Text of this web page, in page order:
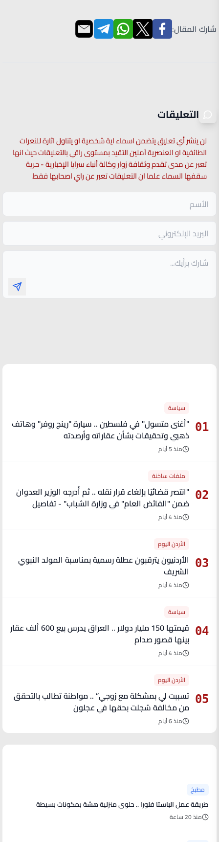
شارك المقال:
التعليقات
لن ينشر أي تعليق يتضمن اسماء اية شخصية او يتناول اثارة للنعرات
الطائفية او العنصرية آملين التقيد بمستوى راقي بالتعليقات حيث انها
تعبر عن مدى تقدم وثقافة زوار وكالة أنباء سرايا الإخبارية - حرية
سقفها السماء علما ان التعليقات تعبر عن راي اصحابها فقط.
01
سياسة
"أغنى متسول" في فلسطين .. سيارة "رينج روفر" وهاتف
ذهبي وتحقيقات بشأن عقاراته وأرصدته
منذ 5 أيام
02
ملفات ساخنة
"انتصر قضائيًا بإلغاء قرار نقله .. ثم أُدرجه الوزير العدوان
ضمن "الفائض العام" في وزارة الشباب" - تفاصيل
منذ 4 أيام
03
الأردن اليوم
الأردنيون يترقبون عطلة رسمية بمناسبة المولد النبوي
الشريف
منذ 4 أيام
04
سياسة
قيمتها 150 مليار دولار .. العراق يدرس بيع 600 ألف عقار
بينها قصور صدام
منذ 4 أيام
05
الأردن اليوم
تسببت لي بمشكلة مع زوجي” .. مواطنة تطالب بالتحقق
من مخالفة سُجلت بحقها في عجلون
منذ 6 أيام
مطبخ
طريقة عمل الباستا فلورا .. حلوى منزلية هشة بمكونات بسيطة
منذ 20 ساعة